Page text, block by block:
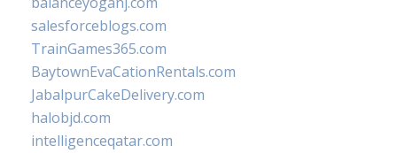
salesforceblogs.com
TrainGames365.com
BaytownEvaCationRentals.com
JabalpurCakeDelivery.com
halobjd.com
intelligenceqatar.com